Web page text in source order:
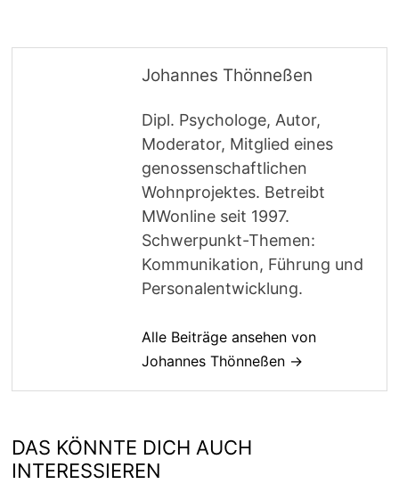
Johannes Thönneßen
Dipl. Psychologe, Autor,
Moderator, Mitglied eines
genossenschaftlichen
Wohnprojektes. Betreibt
MWonline seit 1997.
Schwerpunkt-Themen:
Kommunikation, Führung und
Personalentwicklung.
Alle Beiträge ansehen von
Johannes Thönneßen →
DAS KÖNNTE DICH AUCH
INTERESSIEREN